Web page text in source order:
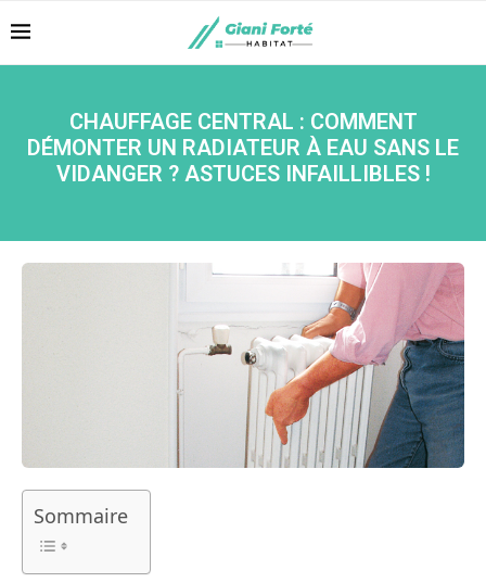
CHAUFFAGE CENTRAL : COMMENT
DÉMONTER UN RADIATEUR À EAU SANS LE
VIDANGER ? ASTUCES INFAILLIBLES !
Sommaire